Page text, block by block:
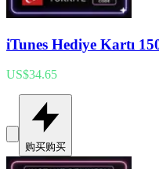
iTunes Hediye Kartı
US$34.65
购买购买